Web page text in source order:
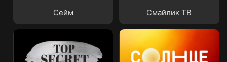
Сейм Смайлик ТВ